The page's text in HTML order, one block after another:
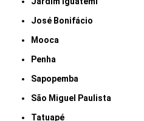
José Bonifácio
Mooca
Penha
Sapopemba
São Miguel Paulista
Tatuapé